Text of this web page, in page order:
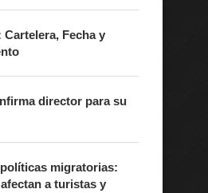
Cartelera, Fecha y
director para su
migratorias:
a turistas y